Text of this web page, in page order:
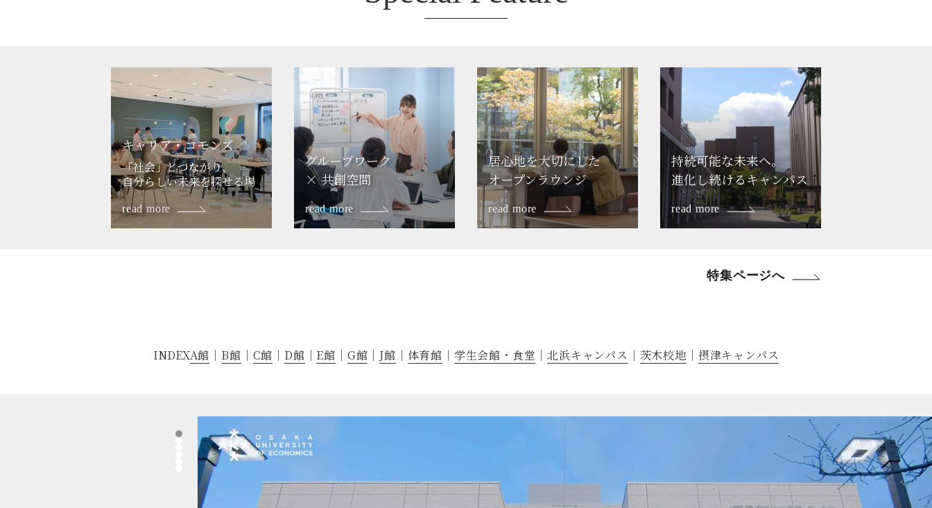
キャリア・コモンズ
「社会」とつながり、
自分らしい未来を探せる場
read more
グループワーク
×共創空間
read more
居心地を大切にした
オープンラウンジ
read more
持続可能な未来へ。
進化し続けるキャンパス
read more
特集ページへ
INDEXA館 B館 C館 D館 E館 G館 J館 体育館 学生会館・食堂 北浜キャンパス 茨木校地 摂津キャンパス